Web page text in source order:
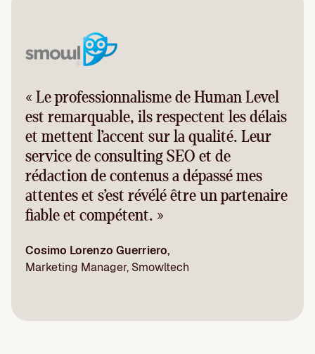
« Le professionnalisme de Human Level
est remarquable, ils respectent les délais
et mettent l’accent sur la qualité. Leur
service de consulting SEO et de
rédaction de contenus a dépassé mes
attentes et s’est révélé être un partenaire
fiable et compétent. »
Cosimo Lorenzo Guerriero,
Marketing Manager, Smowltech